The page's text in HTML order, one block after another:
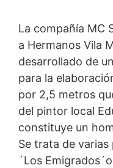
de la población
La compañía MC
a Hermanos Vila
desarrollado de
para la
por 2,5 metros
del pintor local
constituye un
Se trata de
´Los
https://
Revocación del
sus datos
Algunas
posibles con su
revocar su
efecto futuro. Basta
que haga esta
que recibamos su
legalmente.